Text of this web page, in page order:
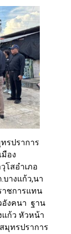
รปราการ
อง
โสอำเภอ
บางแก้ว,นา
าชการแทน
อังคนา ฐาน
แก้ว หัวหน้า
มุทรปราการ